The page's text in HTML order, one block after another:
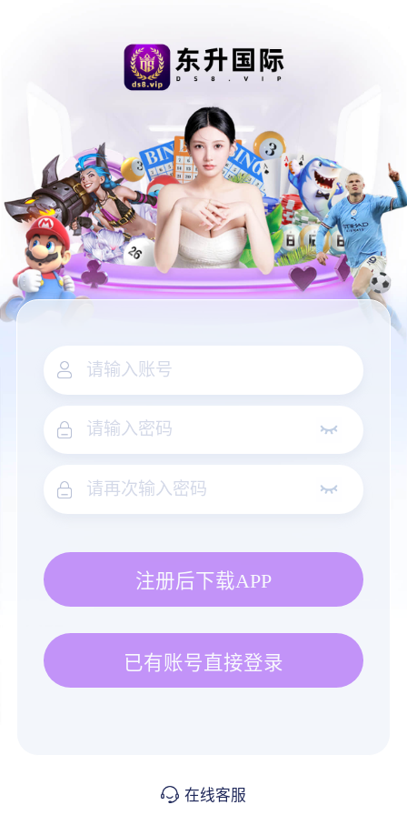
注册后下载APP
已有账号直接登录
在线客服